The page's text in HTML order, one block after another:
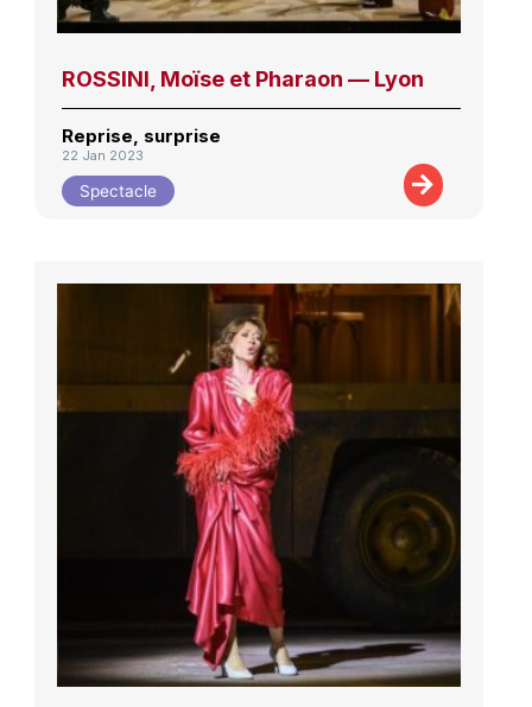
ROSSINI, Moïse et Pharaon — Lyon
Reprise, surprise
22 Jan 2023
Spectacle